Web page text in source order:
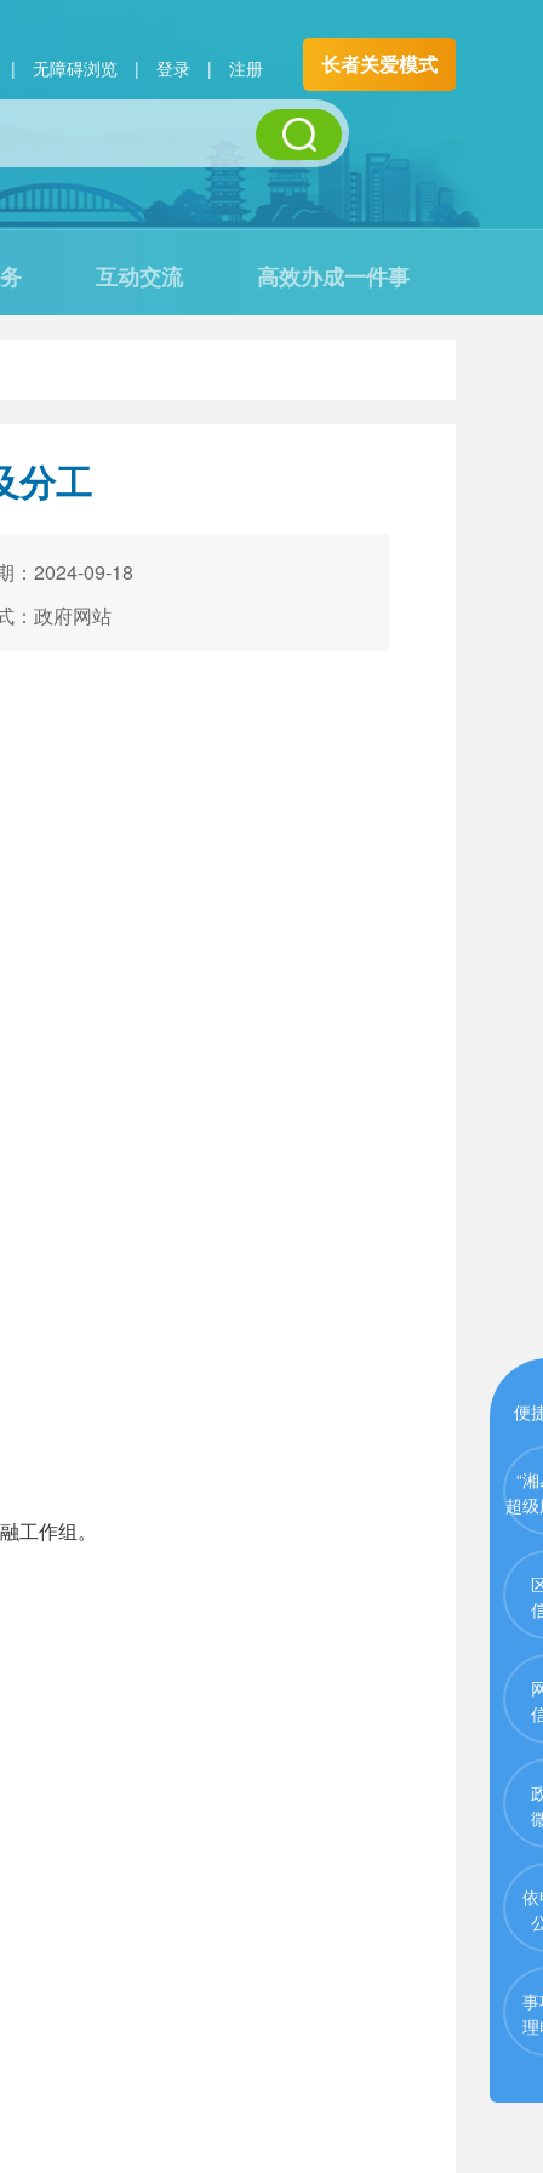
| 无障碍浏览 | 登录 | 注册 长者关爱模式
互动交流 高效办成一件事
分工
：2024-09-18
：政府网站
工作组。
便
“
超